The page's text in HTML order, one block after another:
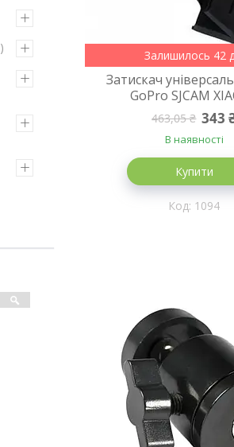
Залишилось 42
Затискач
GoPro SJCAM
463,05 ₴ 343
В наявності
Купити
1094